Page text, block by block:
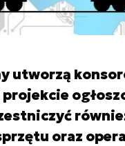
utworzą
projekcie
oraz